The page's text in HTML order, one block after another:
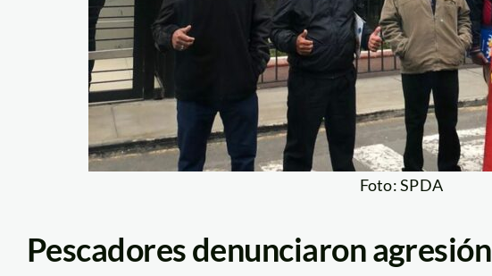
Foto: SPDA
Pescadores denunciaron agresión